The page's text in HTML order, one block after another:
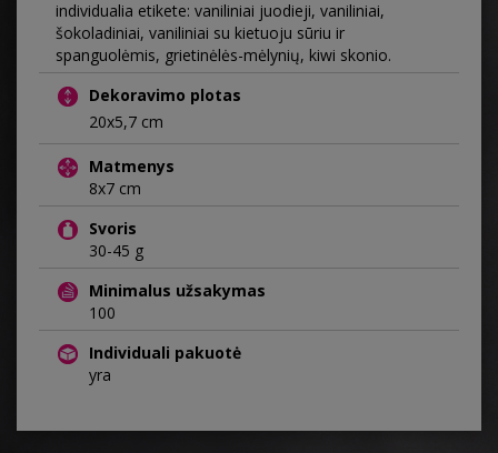
individualia etikete: vaniliniai juodieji, vaniliniai,
šokoladiniai, vaniliniai su kietuoju sūriu ir
spanguolėmis, grietinėlės-mėlynių, kiwi skonio.
Dekoravimo plotas
20x5,7 cm
Matmenys
8x7 cm
Svoris
30-45 g
Minimalus užsakymas
100
Individuali pakuotė
yra